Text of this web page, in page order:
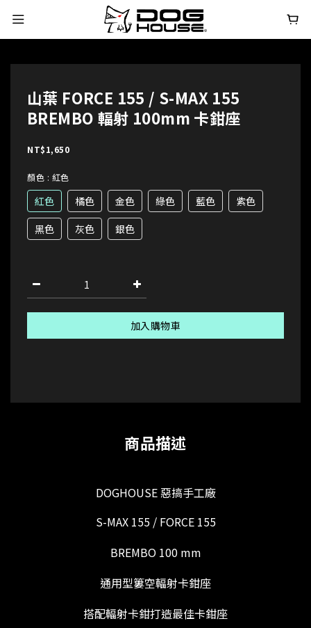
山葉 FORCE 155 / S-MAX 155
BREMBO 輻射 100mm 卡鉗座
NT$1,650
顏色 : 紅色
紅色 橘色 金色 綠色 藍色
紫色
黑色
灰色 銀色
加入購物車
商品描述
DOGHOUSE 惡搞手工廠
S-MAX 155 / FORCE 155
BREMBO 100 mm
通用型簍空輻射卡鉗座
搭配輻射卡鉗打造最佳卡鉗座